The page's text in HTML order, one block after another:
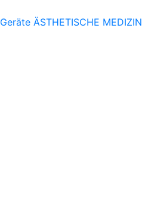
Geräte ÄSTHETISCHE MEDIZIN